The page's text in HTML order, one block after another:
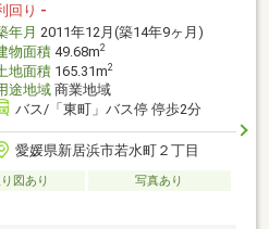
回り -
年月 2011年12月(築14年9ヶ月)
物面積49.68m2
地面積165.31m2
途地域商業地域
バス/「東町」バス停 停歩2分
愛媛県新居浜市若水町２丁目
図あり
写真あり